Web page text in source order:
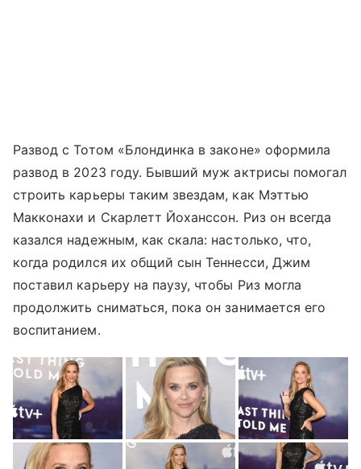
Развод с Тотом «Блондинка в законе» оформила
развод в 2023 году. Бывший муж актрисы помогал
строить карьеры таким звездам, как Мэттью
Макконахи и Скарлетт Йоханссон. Риз он всегда
казался надежным, как скала: настолько, что,
когда родился их общий сын Теннесси, Джим
поставил карьеру на паузу, чтобы Риз могла
продолжить сниматься, пока он занимается его
воспитанием.